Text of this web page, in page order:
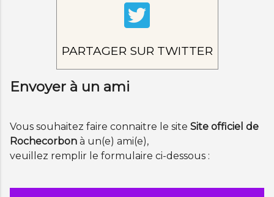
PARTAGER SUR TWITTER
Envoyer à un ami
Vous souhaitez faire connaitre le site Site officiel de
Rochecorbon à un(e) ami(e),
veuillez remplir le formulaire ci-dessous :